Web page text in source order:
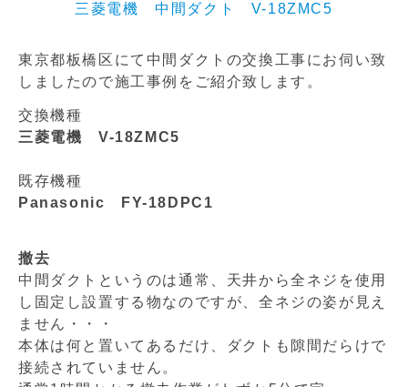
三菱電機 中間ダクト V-18ZMC5
東京都板橋区にて中間ダクトの交換工事にお伺い致
しましたので施工事例をご紹介致します。
交換機種
三菱電機 V-18ZMC5
既存機種
Panasonic FY-18DPC1
撤去
中間ダクトというのは通常、天井から全ネジを使用
し固定し設置する物なのですが、全ネジの姿が見え
ません・・・
本体は何と置いてあるだけ、ダクトも隙間だらけで
接続されていません。